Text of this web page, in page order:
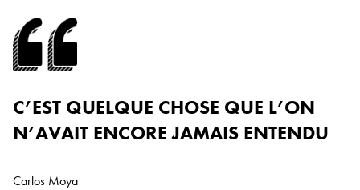
C’EST QUELQUE CHOSE QUE L’ON
N’AVAIT ENCORE JAMAIS ENTENDU
Carlos Moya